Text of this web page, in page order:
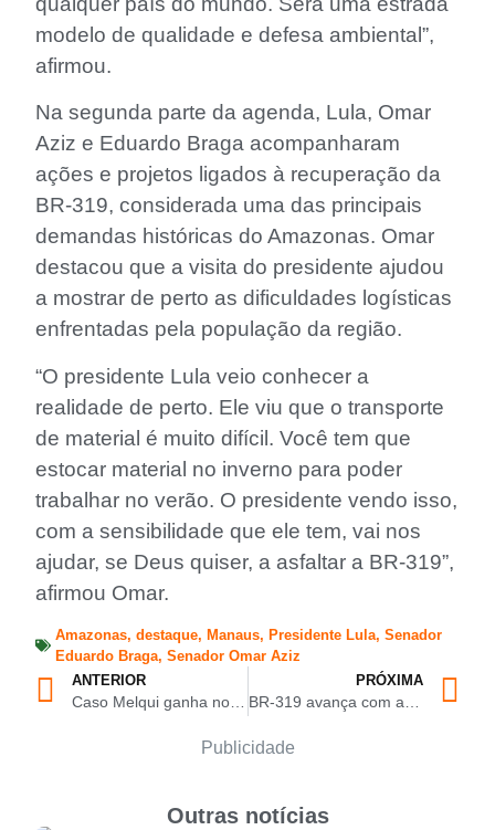
modelo de qualidade e defesa ambiental”,
afirmou.
Na segunda parte da agenda, Lula, Omar
Aziz e Eduardo Braga acompanharam
ações e projetos ligados à recuperação da
BR-319, considerada uma das principais
demandas históricas do Amazonas. Omar
destacou que a visita do presidente ajudou
a mostrar de perto as dificuldades logísticas
enfrentadas pela população da região.
“O presidente Lula veio conhecer a
realidade de perto. Ele viu que o transporte
de material é muito difícil. Você tem que
estocar material no inverno para poder
trabalhar no verão. O presidente vendo isso,
com a sensibilidade que ele tem, vai nos
ajudar, se Deus quiser, a asfaltar a BR-319”,
afirmou Omar.
Amazonas, destaque, Manaus, Presidente Lula, Senador
Eduardo Braga, Senador Omar Aziz
ANTERIOR
PRÓXIMA
Publicidade
Outras notícias